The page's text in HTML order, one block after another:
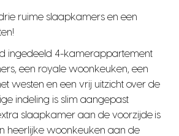
ruime slaapkamers en een
ingedeeld 4-kamerappartement
een royale woonkeuken, een
westen en een vrij uitzicht over de
indeling is slim aangepast
slaapkamer aan de voorzijde is
heerlijke woonkeuken aan de